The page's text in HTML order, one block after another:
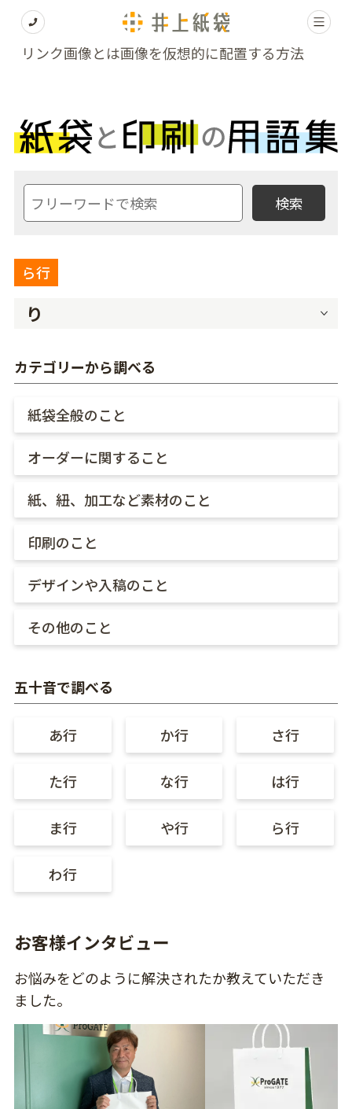
リンク画像とは画像を仮想的に配置する方法
ら行
り
カテゴリーから調べる
紙袋全般のこと
オーダーに関すること
紙、紐、加工など素材のこと
印刷のこと
デザインや入稿のこと
その他のこと
五十音で調べる
あ行 か行 さ行
た行 な行 は行
ま行 や行 ら行
わ行
お客様インタビュー
お悩みをどのように解決されたか教えていただき
ました。